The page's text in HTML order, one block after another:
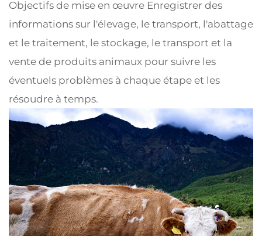
Objectifs de mise en œuvre Enregistrer des
informations sur l'élevage, le transport, l'abattage
et le traitement, le stockage, le transport et la
vente de produits animaux pour suivre les
éventuels problèmes à chaque étape et les
résoudre à temps.